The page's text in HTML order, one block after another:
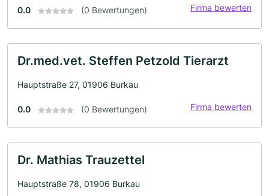
0.0 (0 Bewertungen) Firma bewerten
Dr.med.vet. Steffen Petzold Tierarzt
Hauptstraße 27, 01906 Burkau
0.0 (0 Bewertungen) Firma bewerten
Dr. Mathias Trauzettel
Hauptstraße 78, 01906 Burkau